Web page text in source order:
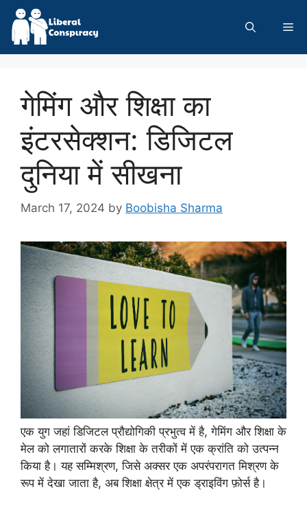
Skip
content
गेमिंग और शिक्षा का
इंटरसेक्शन: डिजिटल
दुनिया में सीखना
March 17, 2024 by Boobisha Sharma
एक युग जहां डिजिटल प्रौद्योगिकी प्रभुत्व में है, गेमिंग और शिक्षा के
मेल को लगातारों करके शिक्षा के तरीकों में एक क्रांति को उत्पन्न
किया है। यह सम्मिश्रण, जिसे अक्सर एक अपरंपरागत मिश्रण के
रूप में देखा जाता है, अब शिक्षा क्षेत्र में एक ड्राइविंग फ़ोर्स है।